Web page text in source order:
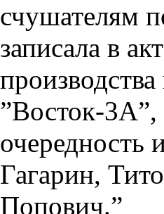
счушателям
записала в
”Восток-
очередность
Гагарин,
Попович.”